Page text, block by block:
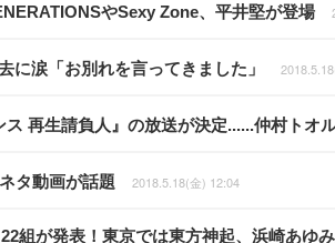
やSexy Zone、平井堅が登場
に涙「お別れを言ってきました」
再生請負人』の放送が決定......仲村トオ
タ動画が話題 2018.5.18(金) 12:04
組が発表！東京では東方神起、浜崎あゆ